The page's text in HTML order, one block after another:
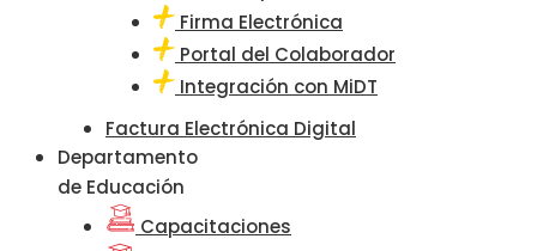
Firma Electrónica
Portal del Colaborador
Integración con MiDT
Factura Electrónica Digital
Departamento
de Educación
Capacitaciones